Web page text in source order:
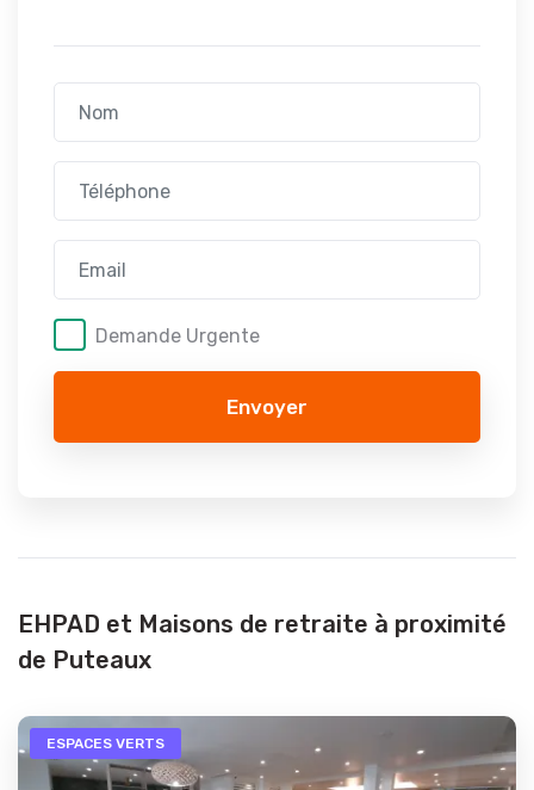
Demande Urgente
Envoyer
EHPAD et Maisons de retraite à proximité
de Puteaux
ESPACES VERTS